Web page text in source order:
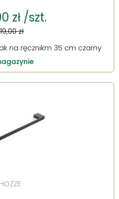
zł /szt.
zł
na ręcznikm 35 cm czarny
HOZZE